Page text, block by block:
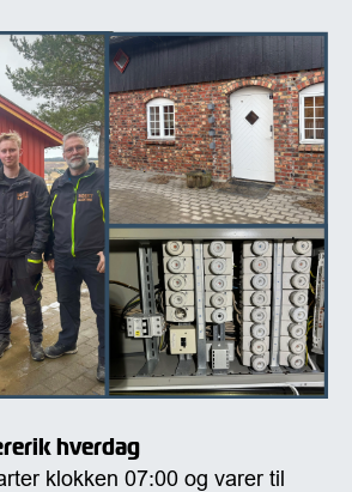
hverdag
klokken 07:00 og varer til